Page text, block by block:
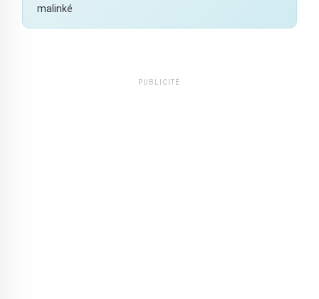
malinké
PUBLICITÉ